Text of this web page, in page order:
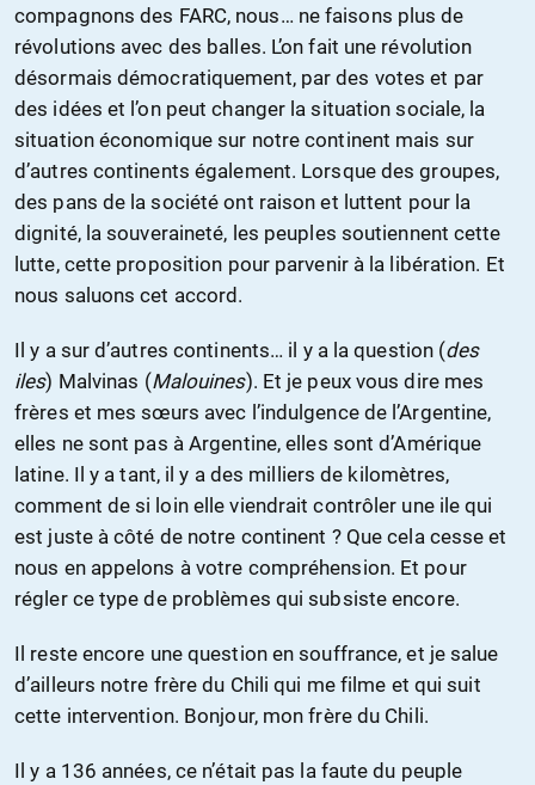
compagnons des FARC, nous… ne faisons plus de
révolutions avec des balles. L’on fait une révolution
désormais démocratiquement, par des votes et par
des idées et l’on peut changer la situation sociale, la
situation économique sur notre continent mais sur
d’autres continents également. Lorsque des groupes,
des pans de la société ont raison et luttent pour la
dignité, la souveraineté, les peuples soutiennent cette
lutte, cette proposition pour parvenir à la libération. Et
nous saluons cet accord.
Il y a sur d’autres continents… il y a la question (des
iles) Malvinas (Malouines). Et je peux vous dire mes
frères et mes sœurs avec l’indulgence de l’Argentine,
elles ne sont pas à Argentine, elles sont d’Amérique
latine. Il y a tant, il y a des milliers de kilomètres,
comment de si loin elle viendrait contrôler une ile qui
est juste à côté de notre continent ? Que cela cesse et
nous en appelons à votre compréhension. Et pour
régler ce type de problèmes qui subsiste encore.
Il reste encore une question en souffrance, et je salue
d’ailleurs notre frère du Chili qui me filme et qui suit
cette intervention. Bonjour, mon frère du Chili.
Il y a 136 années, ce n’était pas la faute du peuple